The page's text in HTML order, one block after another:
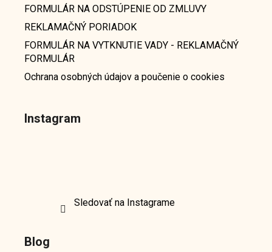
FORMULÁR NA ODSTÚPENIE OD ZMLUVY
REKLAMAČNÝ PORIADOK
FORMULÁR NA VYTKNUTIE VADY - REKLAMAČNÝ
FORMULÁR
Ochrana osobných údajov a poučenie o cookies
Instagram
Sledovať na Instagrame
Blog